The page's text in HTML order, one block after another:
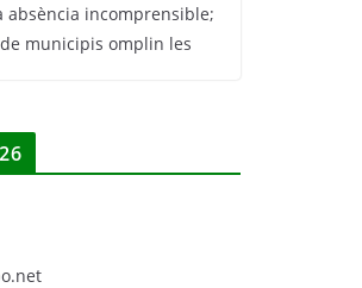
absència incomprensible;
municipis omplin les